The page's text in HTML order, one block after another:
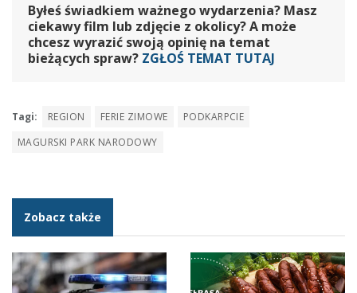
Byłeś świadkiem ważnego wydarzenia? Masz
ciekawy film lub zdjęcie z okolicy? A może
chcesz wyrazić swoją opinię na temat
bieżących spraw? ZGŁOŚ TEMAT TUTAJ
Tagi: REGION FERIE ZIMOWE
PODKARPCIE
MAGURSKI PARK NARODOWY
Zobacz także